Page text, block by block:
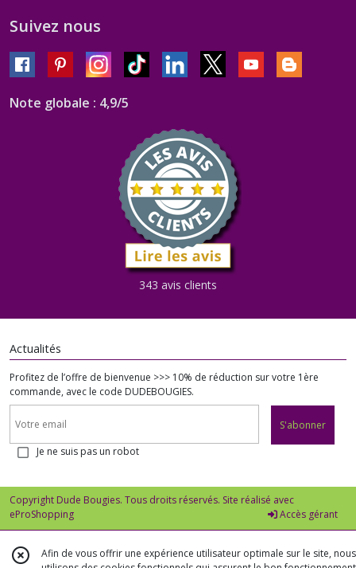
Suivez nous
Note globale : 4,9/5
343 avis clients
Actualités
Profitez de l’offre de bienvenue >>> 10% de réduction sur votre 1ère
commande, avec le code DUDEBOUGIES.
S'abonner
Je ne suis pas un robot
Copyright Dude Bougies. Tous droits réservés. Site réalisé avec
eProShopping
Accès gérant
Afin de vous offrir une expérience utilisateur optimale sur le site, nous